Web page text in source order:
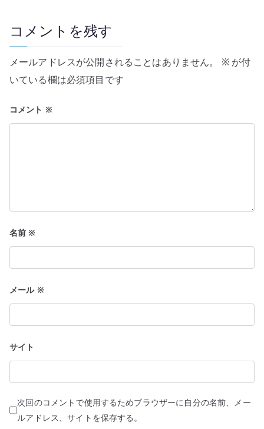
ー
シ
ョ
ン
コメントを残す
メールアドレスが公開されることはありません。 ※が付
いている欄は必須項目です
コメント ※
名前※
メール ※
サイト
次回のコメントで使用するためブラウザーに自分の名前、メー
ルアドレス、サイトを保存する。